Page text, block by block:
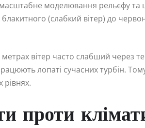
моделювання рельєфу та
блакитного (слабкий вітер) до
вітер часто слабший через
лопаті сучасних турбін.
проти